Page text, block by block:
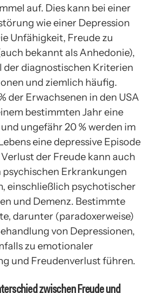
auf. Dies kann bei einer
wie einer Depression
Unfähigkeit, Freude zu
bekannt als Anhedonie),
der diagnostischen Kriterien
und ziemlich häufig.
der Erwachsenen in den USA
bestimmten Jahr eine
ungefähr 20 % werden im
eine depressive Episode
der Freude kann auch
Erkrankungen
einschließlich psychotischer
und Demenz. Bestimmte
darunter (paradoxerweise)
von Depressionen,
zu emotionaler
und Freudenverlust führen.
zwischen Freude und